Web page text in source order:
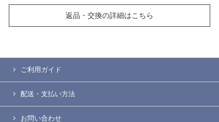
返品・交換の詳細はこちら
ご利用ガイド
配送・支払い方法
お問い合わせ